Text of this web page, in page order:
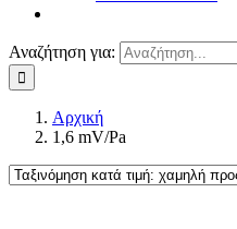
Αναζήτηση για:
Αρχική
1,6 mV/Pa